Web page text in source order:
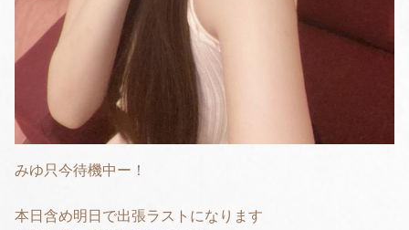
みゆ只今待機中ー！
本日含め明日で出張ラストになります